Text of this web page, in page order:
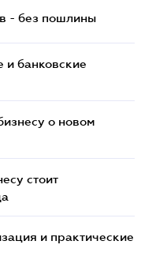
- без пошлины
банковские
о новом
стоит
и практические